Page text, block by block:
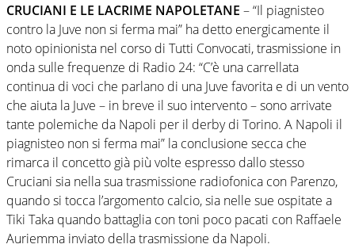
CRUCIANI E LE LACRIME NAPOLETANE – “Il piagnisteo
contro la Juve non si ferma mai” ha detto energicamente il
noto opinionista nel corso di Tutti Convocati, trasmissione in
onda sulle frequenze di Radio 24: “C’è una carrellata
continua di voci che parlano di una Juve favorita e di un vento
che aiuta la Juve – in breve il suo intervento – sono arrivate
tante polemiche da Napoli per il derby di Torino. A Napoli il
piagnisteo non si ferma mai” la conclusione secca che
rimarca il concetto già più volte espresso dallo stesso
Cruciani sia nella sua trasmissione radiofonica con Parenzo,
quando si tocca l’argomento calcio, sia nelle sue ospitate a
Tiki Taka quando battaglia con toni poco pacati con Raffaele
Auriemma inviato della trasmissione da Napoli.